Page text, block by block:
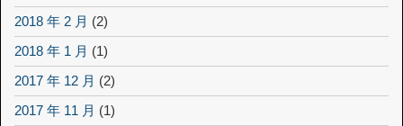
2018 年 2 月 (2)
2018 年 1 月 (1)
2017 年 12 月 (2)
2017 年 11 月 (1)